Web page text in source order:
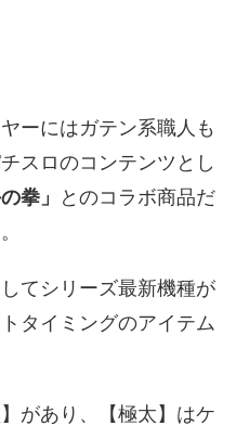
ーにはガテン系職人も
スロのコンテンツとし
拳」
とのコラボ商品だ
てシリーズ最新機種が
タイミングのアイテム
があり、【極太】はケ